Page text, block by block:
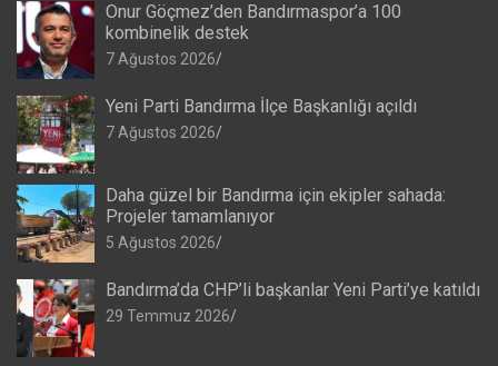
Onur Göçmez’den Bandırmaspor’a 100
kombinelik destek
7 Ağustos 2026
Yeni Parti Bandırma İlçe Başkanlığı açıldı
7 Ağustos 2026
Daha güzel bir Bandırma için ekipler sahada:
Projeler tamamlanıyor
5 Ağustos 2026
Bandırma’da CHP’li başkanlar Yeni Parti’ye katıldı
29 Temmuz 2026